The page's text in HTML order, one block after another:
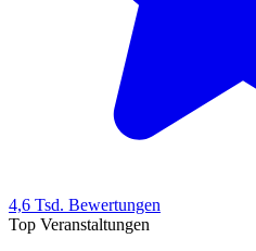
4,6 Tsd. Bewertungen
Top Veranstaltungen